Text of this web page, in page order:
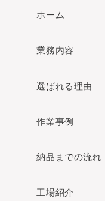
ホーム
業務内容
選ばれる理由
作業事例
納品までの流れ
工場紹介